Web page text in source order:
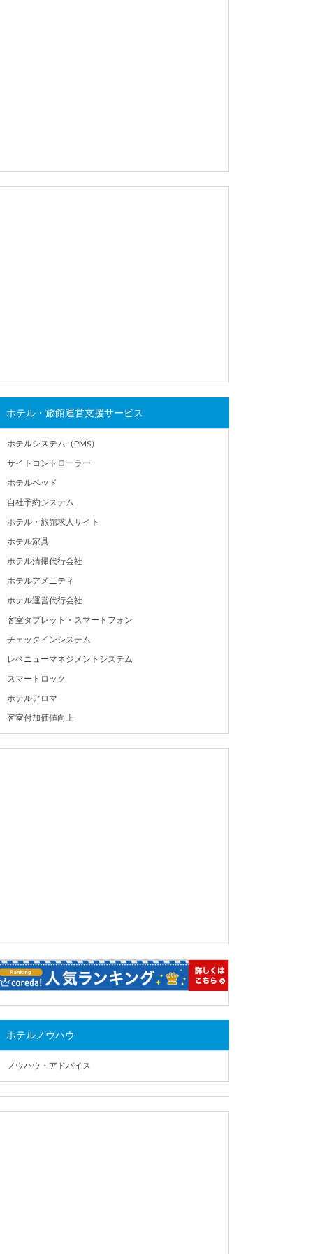
ホテル・旅館運営支援サービス
ホテルシステム（PMS）
サイトコントローラー
ホテルベッド
自社予約システム
ホテル・旅館求人サイト
ホテル家具
ホテル清掃代行会社
ホテルアメニティ
ホテル運営代行会社
客室タブレット・スマートフォン
チェックインシステム
レベニューマネジメントシステム
スマートロック
ホテルアロマ
客室付加価値向上
ホテルノウハウ
ノウハウ・アドバイス